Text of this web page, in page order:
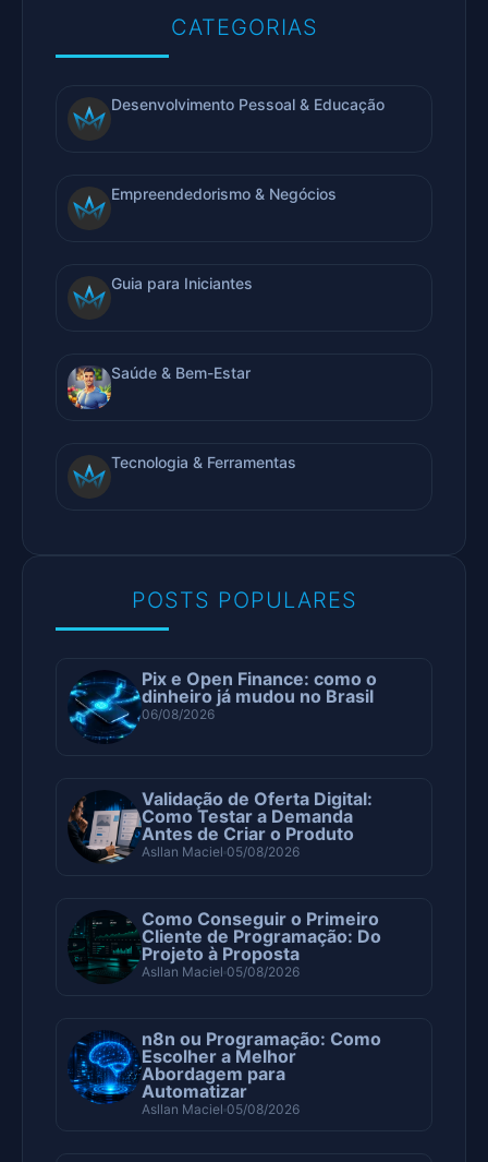
CATEGORIAS
Desenvolvimento Pessoal & Educação
Empreendedorismo & Negócios
Guia para Iniciantes
Saúde & Bem-Estar
Tecnologia & Ferramentas
POSTS POPULARES
Pix e Open Finance: como o
dinheiro já mudou no Brasil
06/08/2026
Validação de Oferta Digital:
Como Testar a Demanda
Antes de Criar o Produto
Asllan Maciel 05/08/2026
Como Conseguir o Primeiro
Cliente de Programação: Do
Projeto à Proposta
Asllan Maciel 05/08/2026
n8n ou Programação: Como
Escolher a Melhor
Abordagem para
Automatizar
Asllan Maciel 05/08/2026